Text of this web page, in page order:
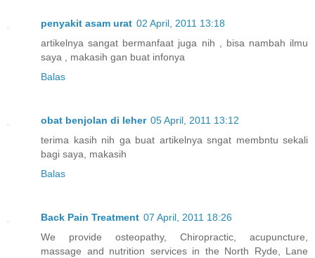
penyakit asam urat 02 April, 2011 13:18
artikelnya sangat bermanfaat juga nih , bisa nambah ilmu
saya , makasih gan buat infonya
Balas
obat benjolan di leher 05 April, 2011 13:12
terima kasih nih ga buat artikelnya sngat membntu sekali
bagi saya, makasih
Balas
Back Pain Treatment 07 April, 2011 18:26
We provide osteopathy, Chiropractic, acupuncture,
massage and nutrition services in the North Ryde, Lane